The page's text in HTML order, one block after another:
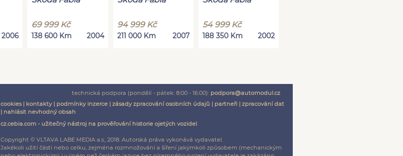
2006
69 999 Kč
138 600 Km 2004
94 999 Kč
211 000 Km 2007
54 999 Kč
188 350 Km 2002
technická podpora (pondělí - pátek: 8:00 - 16:00): podpora@automodul.cz
cookies| kontakty| podmínky inzerce| zásady zpracování osobních údajů | partneři| zpracování dat
| nahlásit nevhodný obsah
cz.cebia.com - užitečný nástroj na prověřování historie ojetých vozidel
Copyright © VLTAVA LABE MEDIA a.s., 2018. Autorská práva vykonává vydavatel.
Jakékoli užití části nebo celku, zejména rozmnožování a šíření jakýmkoli způsobem (mechanickým